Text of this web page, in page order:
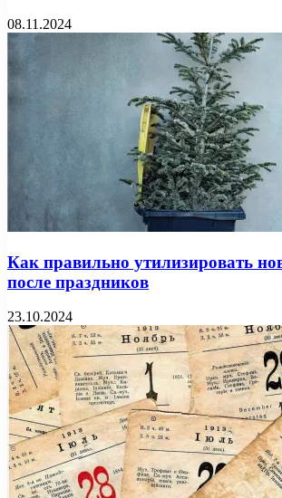
08.11.2024
Как правильно утилизировать
после праздников
23.10.2024